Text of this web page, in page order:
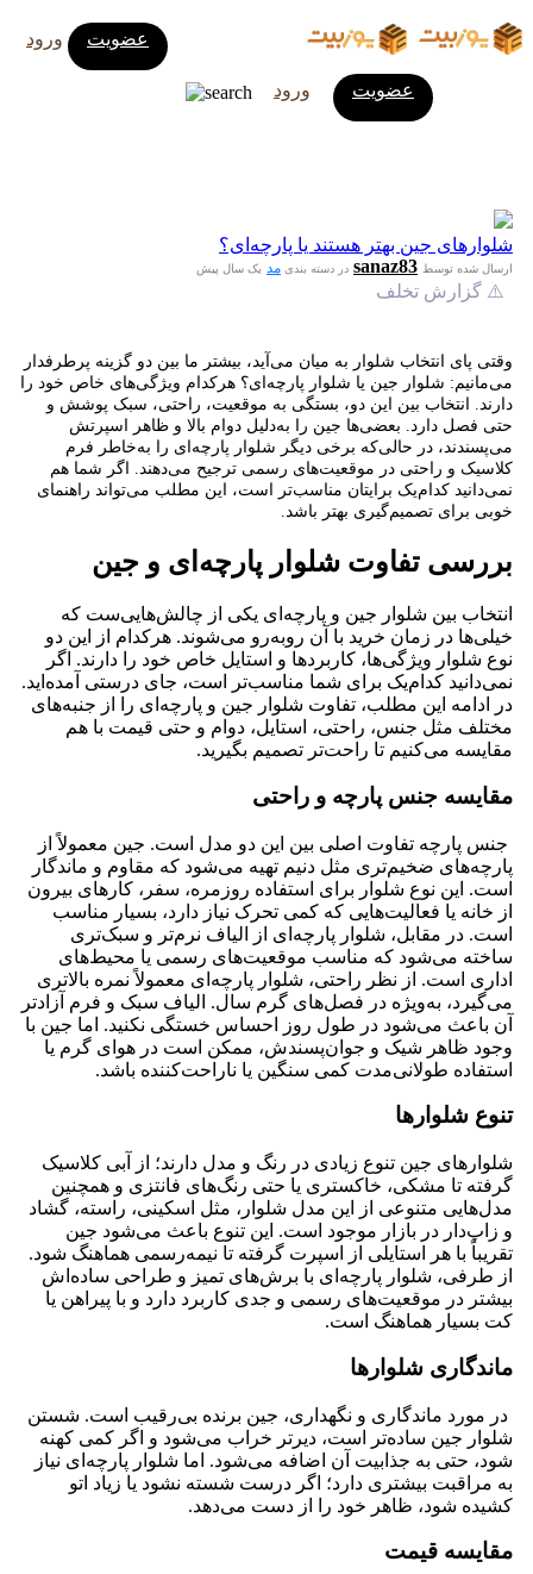
ورود عضویت
ورود عضویت
شلوارهای جین بهتر هستند یا پارچه‌ای؟
ارسال شده توسط sanaz83 در دسته بندی مد یک سال پیش
⚠️ گزارش تخلف
وقتی پای انتخاب شلوار به میان می‌آید، بیشتر ما بین دو گزینه‌ پرطرفدار
می‌مانیم: شلوار جین یا شلوار پارچه‌ای؟ هرکدام ویژگی‌های خاص خود را
دارند. انتخاب بین این دو، بستگی به موقعیت، راحتی، سبک پوشش و
حتی فصل دارد. بعضی‌ها جین را به‌دلیل دوام بالا و ظاهر اسپرتش
می‌پسندند، در حالی‌که برخی دیگر شلوار پارچه‌ای را به‌خاطر فرم
کلاسیک و راحتی در موقعیت‌های رسمی ترجیح می‌دهند. اگر شما هم
نمی‌دانید کدام‌یک برایتان مناسب‌تر است، این مطلب می‌تواند راهنمای
خوبی برای تصمیم‌گیری بهتر باشد.
بررسی تفاوت شلوار پارچه‌ای و جین
انتخاب بین شلوار جین و پارچه‌ای یکی از چالش‌هایی‌ست که
خیلی‌ها در زمان خرید با آن روبه‌رو می‌شوند. هرکدام از این دو
نوع شلوار ویژگی‌ها، کاربردها و استایل خاص خود را دارند. اگر
نمی‌دانید کدام‌یک برای شما مناسب‌تر است، جای درستی آمده‌اید.
در ادامه این مطلب، تفاوت شلوار جین و پارچه‌ای را از جنبه‌های
مختلف مثل جنس، راحتی، استایل، دوام و حتی قیمت با هم
مقایسه می‌کنیم تا راحت‌تر تصمیم بگیرید.
مقایسه جنس پارچه و راحتی
جنس پارچه تفاوت اصلی بین این دو مدل است. جین معمولاً از
پارچه‌های ضخیم‌تری مثل دنیم تهیه می‌شود که مقاوم و ماندگار
است. این نوع شلوار برای استفاده روزمره، سفر، کارهای بیرون
از خانه یا فعالیت‌هایی که کمی تحرک نیاز دارد، بسیار مناسب
است. در مقابل، شلوار پارچه‌ای از الیاف نرم‌تر و سبک‌تری
ساخته می‌شود که مناسب موقعیت‌های رسمی یا محیط‌های
اداری است. از نظر راحتی، شلوار پارچه‌ای معمولاً نمره بالاتری
می‌گیرد، به‌ویژه در فصل‌های گرم سال. الیاف سبک و فرم آزادتر
آن باعث می‌شود در طول روز احساس خستگی نکنید. اما جین با
وجود ظاهر شیک و جوان‌پسندش، ممکن است در هوای گرم یا
استفاده طولانی‌مدت کمی سنگین یا ناراحت‌کننده باشد.
تنوع شلوارها
شلوارهای جین تنوع زیادی در رنگ و مدل دارند؛ از آبی کلاسیک
گرفته تا مشکی، خاکستری یا حتی رنگ‌های فانتزی و همچنین
مدل‌هایی متنوعی از این مدل شلوار، مثل اسکینی، راسته، گشاد
و زاپ‌دار در بازار موجود است. این تنوع باعث می‌شود جین
تقریباً با هر استایلی از اسپرت گرفته تا نیمه‌رسمی هماهنگ شود.
از طرفی، شلوار پارچه‌ای با برش‌های تمیز و طراحی ساده‌اش
بیشتر در موقعیت‌های رسمی و جدی کاربرد دارد و با پیراهن یا
کت بسیار هماهنگ است.
ماندگاری شلوارها
در مورد ماندگاری و نگهداری، جین برنده بی‌رقیب است. شستن
شلوار جین ساده‌تر است، دیرتر خراب می‌شود و اگر کمی کهنه
شود، حتی به جذابیت آن اضافه می‌شود. اما شلوار پارچه‌ای نیاز
به مراقبت بیشتری دارد؛ اگر درست شسته نشود یا زیاد اتو
کشیده شود، ظاهر خود را از دست می‌دهد.
مقایسه قیمت